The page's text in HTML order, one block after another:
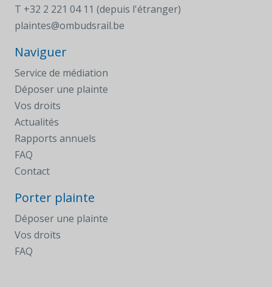
T +32 2 221 04 11 (depuis l'étranger)
plaintes@ombudsrail.be
Naviguer
Service de médiation
Déposer une plainte
Vos droits
Actualités
Rapports annuels
FAQ
Contact
Porter plainte
Déposer une plainte
Vos droits
FAQ